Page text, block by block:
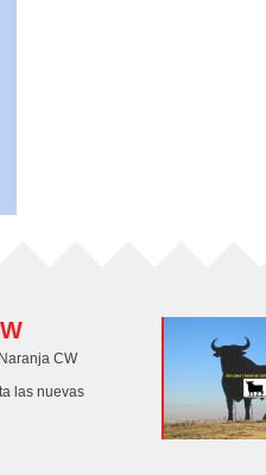
CW
las nuevas